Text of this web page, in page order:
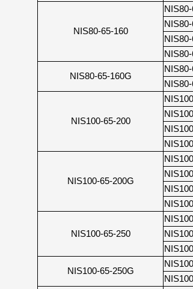
NIS80-65-160
NIS80-65-160G
NIS100-65-200
NIS100-65-200G
NIS100-65-250
NIS100-65-250G